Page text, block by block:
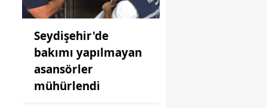
Seydişehir'de
bakımı yapılmayan
asansörler
mühürlendi